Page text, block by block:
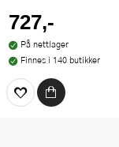
727,-
På nettlager
Finnes i 140 butikker